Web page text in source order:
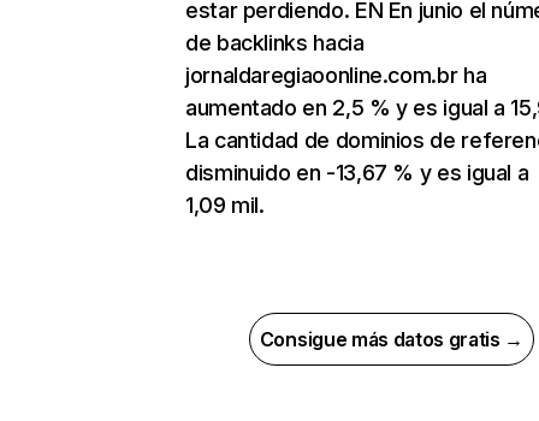
estar perdiendo. EN En junio el
de backlinks hacia
jornaldaregiaoonline.com.br ha
aumentado en 2,5 % y es igual a
La cantidad de dominios de
disminuido en -13,67 % y es igual a
1,09 mil.
Consigue más datos gratis →